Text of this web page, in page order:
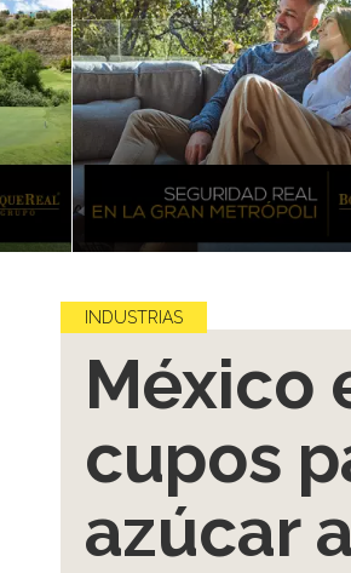
INDUSTRIAS
México
cupos
azúcar